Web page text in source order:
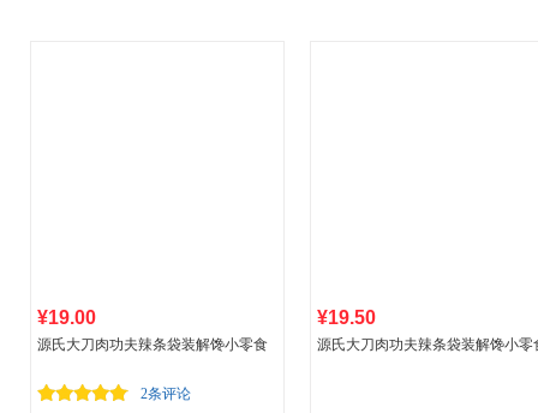
¥19.00
源氏大刀肉功夫辣条袋装解馋小零食
g功夫*2 香辣味
2条评论
¥19.50
源氏大刀肉功夫辣条袋装解馋小零